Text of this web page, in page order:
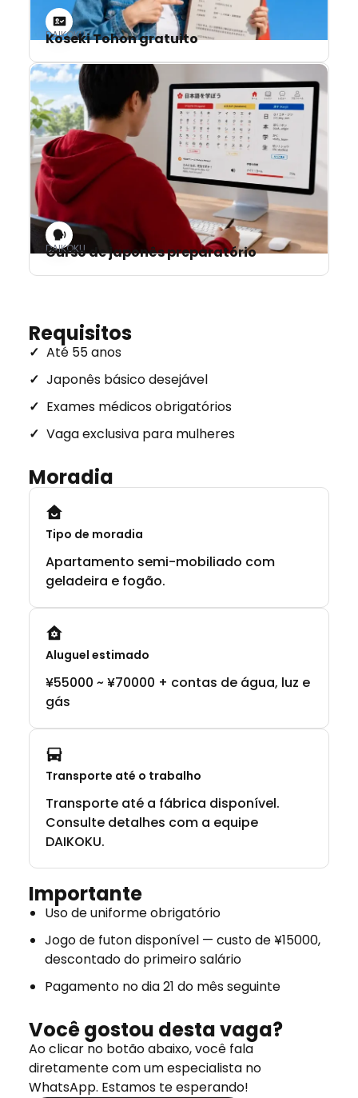
DAIKOKU
Koseki Tohon gratuito
DAIKOKU
Curso de japonês preparatório
Requisitos
Até 55 anos
Japonês básico desejável
Exames médicos obrigatórios
Vaga exclusiva para mulheres
Moradia
Tipo de moradia
Apartamento semi-mobiliado com
geladeira e fogão.
Aluguel estimado
¥55000 ~ ¥70000 + contas de água, luz e
gás
Transporte até o trabalho
Transporte até a fábrica disponível.
Consulte detalhes com a equipe
DAIKOKU.
Importante
Uso de uniforme obrigatório
Jogo de futon disponível — custo de ¥15000,
descontado do primeiro salário
Pagamento no dia 21 do mês seguinte
Você gostou desta vaga?
Ao clicar no botão abaixo, você fala
diretamente com um especialista no
WhatsApp. Estamos te esperando!